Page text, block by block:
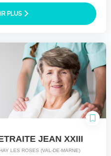
PLUS
JEAN XXIII
LES ROSES (VAL-DE-MARNE)